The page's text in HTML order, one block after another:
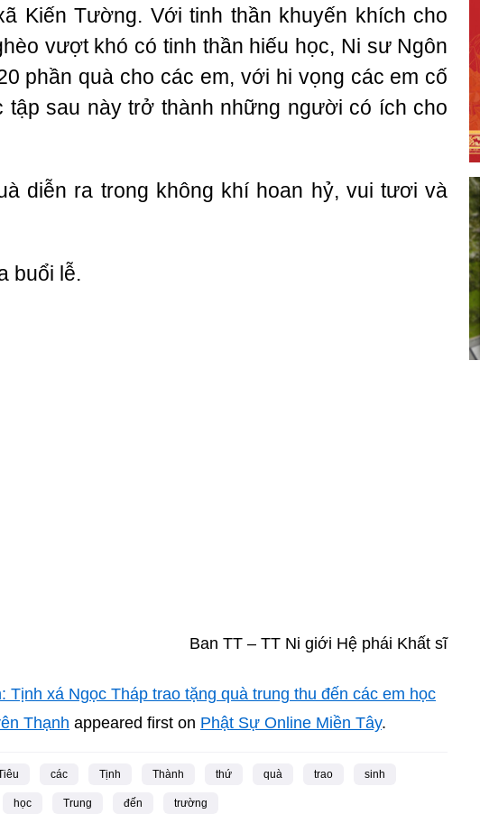
Kiến Tường. Với tinh thần khuyến khích cho
vượt khó có tinh thần hiếu học, Ni sư Ngôn
phần quà cho các em, với hi vọng các em cố
tập sau này trở thành những người có ích cho
diễn ra trong không khí hoan hỷ, vui tươi và
buổi lễ.
Ban TT – TT Ni giới Hệ phái Khất sĩ
Tịnh xá Ngọc Tháp trao tặng quà trung thu đến các em học
Thạnh appeared first on Phật Sự Online Miền Tây.
các Tịnh Thành thứ quà trao sinh
học Trung đến trường